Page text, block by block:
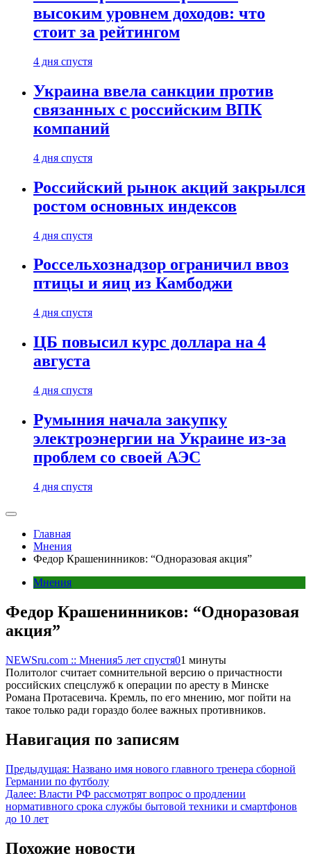
высоким уровнем доходов: что
стоит за рейтингом
4 дня спустя
Украина ввела санкции против
связанных с российским ВПК
компаний
4 дня спустя
Российский рынок акций закрылся
ростом основных индексов
4 дня спустя
Россельхознадзор ограничил ввоз
птицы и яиц из Камбоджи
4 дня спустя
ЦБ повысил курс доллара на 4
августа
4 дня спустя
Румыния начала закупку
электроэнергии на Украине из-за
проблем со своей АЭС
4 дня спустя
Главная
Мнения
Федор Крашенинников: “Одноразовая акция”
Мнения
Федор Крашенинников: “Одноразовая
акция”
NEWSru.com :: Мнения5 лет спустя01 минуты
Политолог считает сомнительной версию о причастности
российских спецслужб к операции по аресту в Минске
Романа Протасевича. Кремль, по его мнению, мог пойти на
такое только ради гораздо более важных противников.
Навигация по записям
Предыдущая: Названо имя нового главного тренера сборной
Германии по футболу
Далее: Власти РФ рассмотрят вопрос о продлении
нормативного срока службы бытовой техники и смартфонов
до 10 лет
Похожие новости